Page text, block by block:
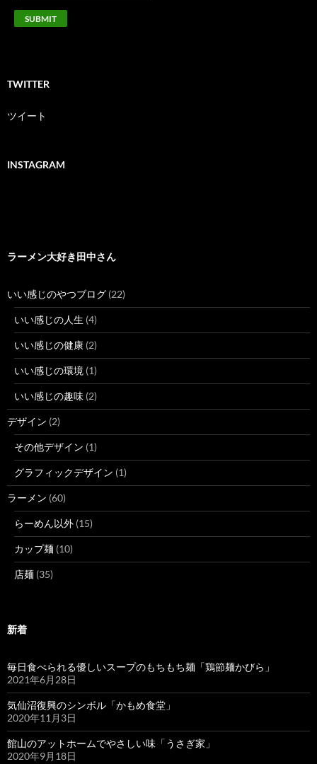
TWITTER
ツイート
INSTAGRAM
ラーメン大好き田中さん
いい感じのやつブログ (22)
いい感じの人生 (4)
いい感じの健康 (2)
いい感じの環境 (1)
いい感じの趣味 (2)
デザイン (2)
その他デザイン (1)
グラフィックデザイン (1)
ラーメン (60)
らーめん以外 (15)
カップ麺 (10)
店麺 (35)
新着
毎日食べられる優しいスープのもちもち麺「鶏節麺かびら」
2021年6月28日
気仙沼復興のシンボル「かもめ食堂」
2020年11月3日
館山のアットホームでやさしい味「うさぎ家」
2020年9月18日